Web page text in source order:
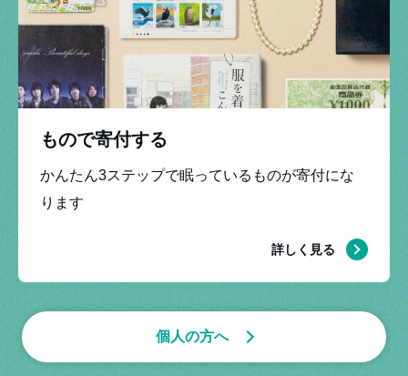
寄付する
もので寄付する
かんたん3ステップで眠っているものが寄付にな
ります
詳しく見る
個人の方へ